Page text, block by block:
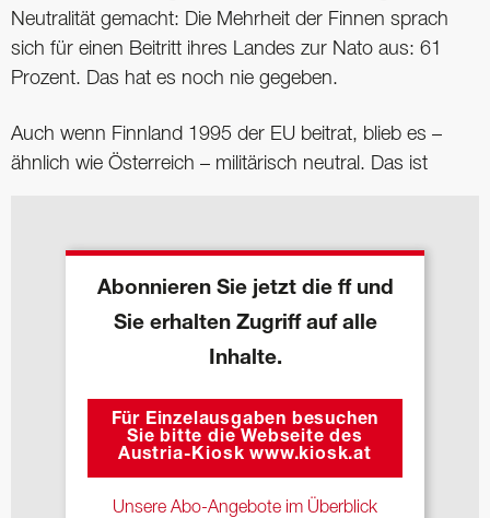
Neutralität gemacht: Die Mehrheit der Finnen sprach
sich für einen Beitritt ihres Landes zur Nato aus: 61
Prozent. Das hat es noch nie gegeben.
Auch wenn Finnland 1995 der EU beitrat, blieb es –
ähnlich wie Österreich – militärisch neutral. Das ist
Abonnieren Sie jetzt die ff und
Sie erhalten Zugriff auf alle
Inhalte.
Für Einzelausgaben besuchen
Sie bitte die Webseite des
Austria-Kiosk www.kiosk.at
Unsere Abo-Angebote im Überblick